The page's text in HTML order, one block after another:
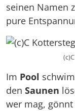
seinen Namen
pure
Im Pool
den Saunen
wer mag,